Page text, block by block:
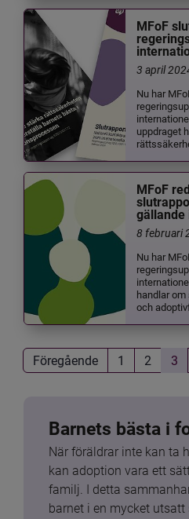
MFoF
3 april
Nu har
uppdraget
MFoF
gällande
8 februari
Nu har
handlar
och
Föregående 1 2 3
Barnets bästa i
När föräldrar inte kan ta
kan adoption vara ett
familj. I detta
barnet i en mycket